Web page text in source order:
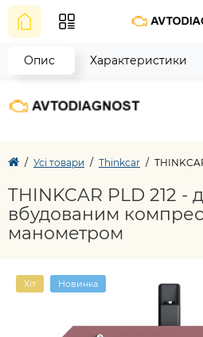
Усі товари Thinkcar
THINKCAR PLD 212 -
вбудованим
манометром
Хіт Новинка
Опис Характеристики